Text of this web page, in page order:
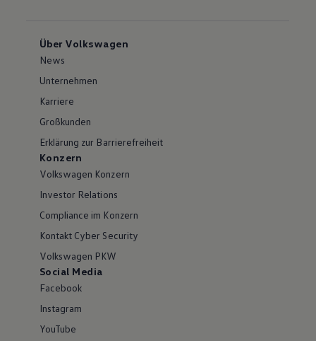
Über Volkswagen
News
Unternehmen
Karriere
Großkunden
Erklärung zur Barrierefreiheit
Konzern
Volkswagen Konzern
Investor Relations
Compliance im Konzern
Kontakt Cyber Security
Volkswagen PKW
Social Media
Facebook
Instagram
YouTube